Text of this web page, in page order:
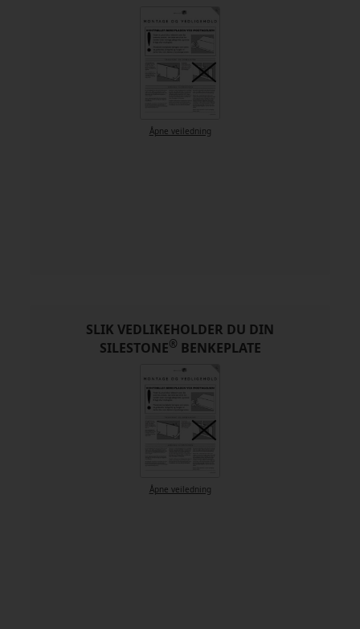
Åpne veiledning
SLIK VEDLIKEHOLDER DU DIN
SILESTONE® BENKEPLATE
Åpne veiledning